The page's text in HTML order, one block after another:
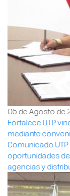
05 de Agosto de
Fortalece UTP
mediante
Comunicado
oportunidades
agencias y